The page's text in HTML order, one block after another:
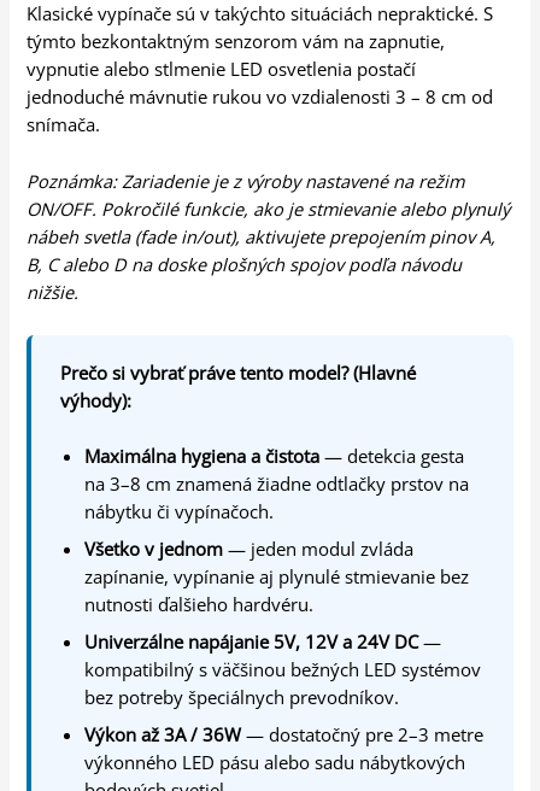
Klasické vypínače sú v takýchto situáciách nepraktické. S
týmto bezkontaktným senzorom vám na zapnutie,
vypnutie alebo stlmenie LED osvetlenia postačí
jednoduché mávnutie rukou vo vzdialenosti 3 – 8 cm od
snímača.
Poznámka: Zariadenie je z výroby nastavené na režim
ON/OFF. Pokročilé funkcie, ako je stmievanie alebo plynulý
nábeh svetla (fade in/out), aktivujete prepojením pinov A,
B, C alebo D na doske plošných spojov podľa návodu
nižšie.
Prečo si vybrať práve tento model? (Hlavné
výhody):
Maximálna hygiena a čistota — detekcia gesta
na 3–8 cm znamená žiadne odtlačky prstov na
nábytku či vypínačoch.
Všetko v jednom — jeden modul zvláda
zapínanie, vypínanie aj plynulé stmievanie bez
nutnosti ďalšieho hardvéru.
Univerzálne napájanie 5V, 12V a 24V DC—
kompatibilný s väčšinou bežných LED systémov
bez potreby špeciálnych prevodníkov.
Výkon až 3A / 36W— dostatočný pre 2–3 metre
výkonného LED pásu alebo sadu nábytkových